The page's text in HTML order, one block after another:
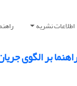
اطلاعات نشریه
بر الگوی